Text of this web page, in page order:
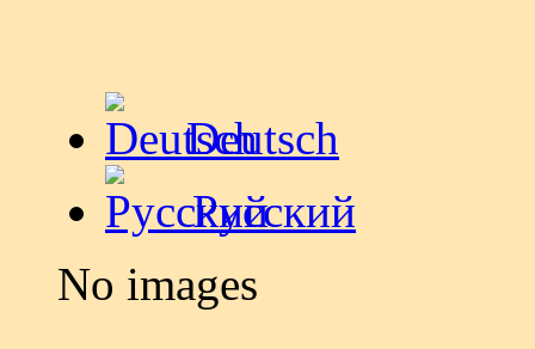
Deutsch
Русский
No images